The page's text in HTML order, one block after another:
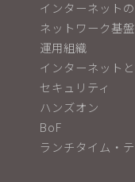
インターネット
ネットワーク基盤
運用組織
インターネット
セキュリティ
ハンズオン
BoF
ランチタイム・